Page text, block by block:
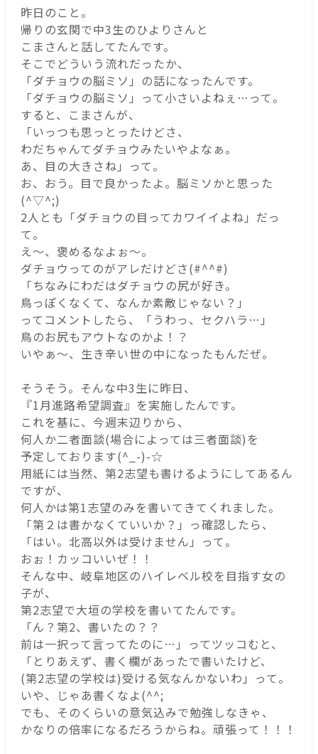
昨日のこと。
帰りの玄関で中3生のひよりさんと
こまさんと話してたんです。
そこでどういう流れだったか、
「ダチョウの脳ミソ」の話になったんです。
「ダチョウの脳ミソ」って小さいよねぇ…って。
すると、こまさんが、
「いっつも思っとったけどさ、
わだちゃんてダチョウみたいやよなぁ。
あ、目の大きさね」って。
お、おう。目で良かったよ。脳ミソかと思った
(^▽^;)
2人とも「ダチョウの目ってカワイイよね」だっ
て。
え～、褒めるなよぉ～。
ダチョウってのがアレだけどさ(#^^#)
「ちなみにわだはダチョウの尻が好き。
鳥っぽくなくて、なんか素敵じゃない？」
ってコメントしたら、「うわっ、セクハラ…」
鳥のお尻もアウトなのかよ！？
いやぁ～、生き辛い世の中になったもんだぜ。
そうそう。そんな中3生に昨日、
『1月進路希望調査』を実施したんです。
これを基に、今週末辺りから、
何人か二者面談(場合によっては三者面談)を
予定しております(^_-)-☆
用紙には当然、第2志望も書けるようにしてあるん
ですが、
何人かは第1志望のみを書いてきてくれました。
「第２は書かなくていいか？」っ確認したら、
「はい。北高以外は受けません」って。
おぉ！カッコいいぜ！！
そんな中、岐阜地区のハイレベル校を目指す女の
子が、
第2志望で大垣の学校を書いてたんです。
「ん？第2、書いたの？？
前は一択って言ってたのに…」ってツッコむと、
「とりあえず、書く欄があったで書いたけど、
(第2志望の学校は)受ける気なんかないわ」って。
いや、じゃあ書くなよ(^^;
でも、そのくらいの意気込みで勉強しなきゃ、
かなりの倍率になるだろうからね。頑張って！！！